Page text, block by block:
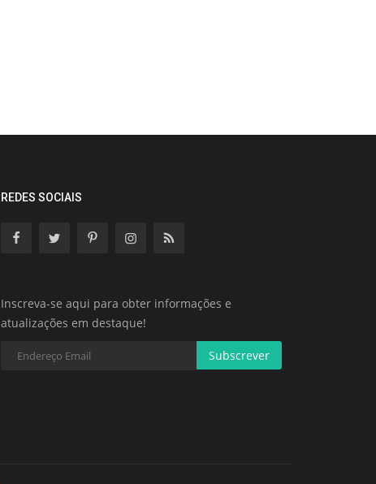
REDES SOCIAIS
Inscreva-se aqui para obter informações e
atualizações em destaque!
Subscrever